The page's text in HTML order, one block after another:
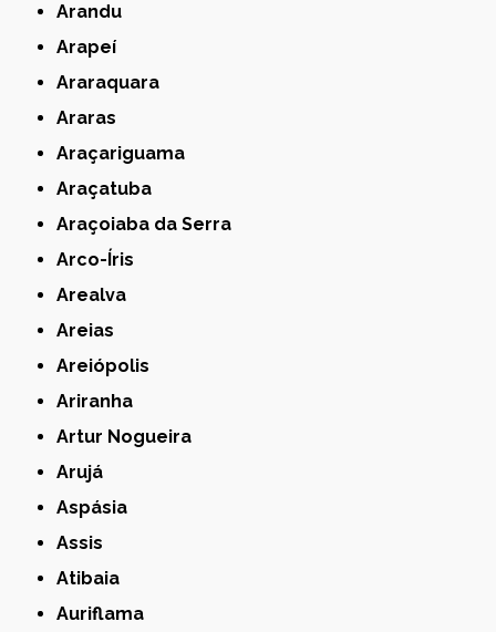
Arandu
Arapeí
Araraquara
Araras
Araçariguama
Araçatuba
Araçoiaba da Serra
Arco-Íris
Arealva
Areias
Areiópolis
Ariranha
Artur Nogueira
Arujá
Aspásia
Assis
Atibaia
Auriflama